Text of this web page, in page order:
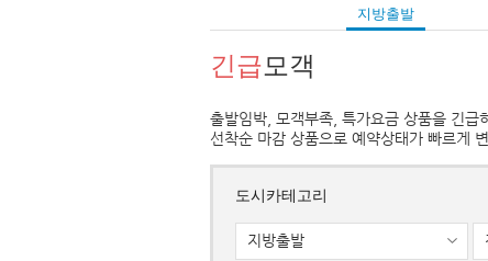
지방출발
긴급모객
출발임박, 모객부족, 특가요금 상품을 긴급
선착순 마감 상품으로 예약상태가 빠르게
도시카테고리
지방출발